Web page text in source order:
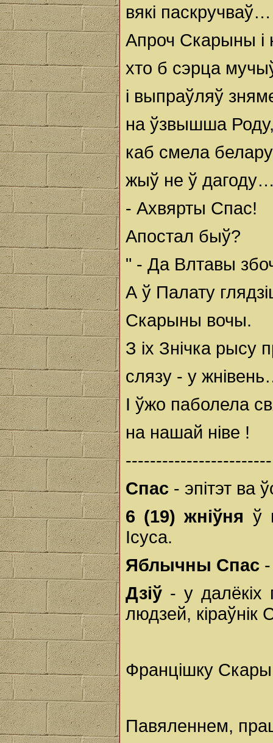
вякі паскручваў…
Апроч Скарыны і
хто б сэрца
і выпраўляў
на ўзвышша
каб смела
жыў не ў
- Ахвярты Спас!
Апостал быў?
" - Да Влтавы
А ў Палату
Скарыны вочы.
З іх Знічка рысу
слязу - у
І ўжо паболела
на нашай ніве !
------------------------
Спас - эпітэт ва
6 (19) жніўня ў
Ісуса.
Яблычны Спас
Дзіў - у далёкіх
людзей, кіраўнік
Францішку
Павяленнем,